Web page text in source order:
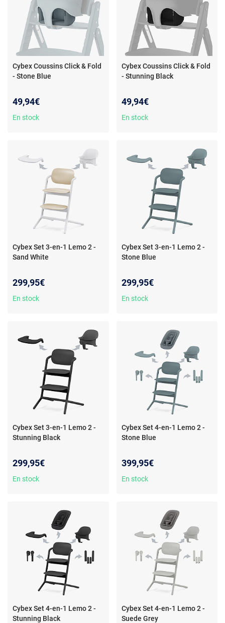
Cybex Coussins Click & Fold
- Stone Blue
49,94€
En stock
Cybex Coussins Click & Fold
- Stunning Black
49,94€
En stock
Cybex Set 3-en-1 Lemo 2 -
Sand White
299,95€
En stock
Cybex Set 3-en-1 Lemo 2 -
Stone Blue
299,95€
En stock
Cybex Set 3-en-1 Lemo 2 -
Stunning Black
299,95€
En stock
Cybex Set 4-en-1 Lemo 2 -
Stone Blue
399,95€
En stock
Cybex Set 4-en-1 Lemo 2 -
Stunning Black
Cybex Set 4-en-1 Lemo 2 -
Suede Grey